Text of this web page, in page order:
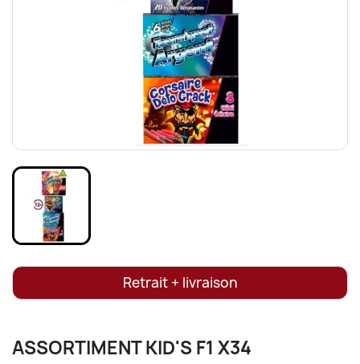
Retrait + livraison
ASSORTIMENT KID'S F1 X34